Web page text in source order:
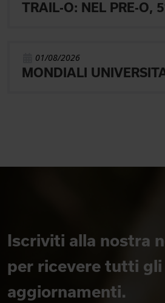
01/08/2026
Iscriviti alla nostra
per ricevere tutti gli
aggiornamenti.